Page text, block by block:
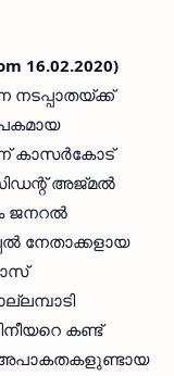
16.02.2020)
കാസര്‍കോട്
അജ്മല്‍
ജനറല്‍
നേതാക്കളായ
കണ്ട്